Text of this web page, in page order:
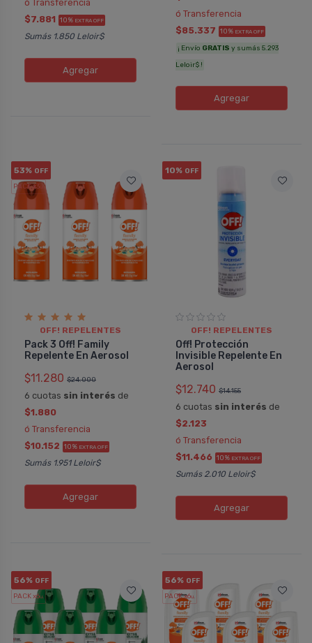
ó Transferencia
$7.881 10% EXTRA OFF
Sumás 1.850 Leloir$
Agregar
ó Transferencia
$85.337 10% EXTRA OFF
¡ Envío GRATIS y sumás 5.293
Leloir$ !
Agregar
53% OFF
PACK x3u.
OFF! REPELENTES
Pack 3 Off! Family
Repelente En Aerosol
$11.280 $24.000
6 cuotas sin interés de
$1.880
ó Transferencia
$10.152 10% EXTRA OFF
Sumás 1.951 Leloir$
Agregar
10% OFF
OFF! REPELENTES
Off! Protección
Invisible Repelente En
Aerosol
$12.740 $14.155
6 cuotas sin interés de
$2.123
ó Transferencia
$11.466 10% EXTRA OFF
Sumás 2.010 Leloir$
Agregar
56% OFF
PACK x6u.
56% OFF
PACK x6u.